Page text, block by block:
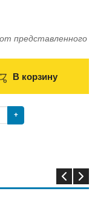
представленного
В корзину
+